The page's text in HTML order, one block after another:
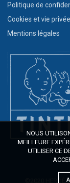
Politique de
Cookies et vie privée
Mentions légales
©2020 HERGÉ/
NOUS
MEILLEURE
UTILISER CE